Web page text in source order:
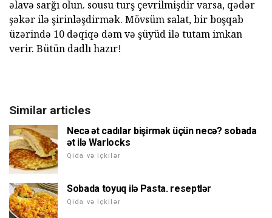
əlavə sarğı olun. sousu turş çevrilmişdir varsa, qədər
şəkər ilə şirinləşdirmək. Mövsüm salat, bir boşqab
üzərində 10 dəqiqə dəm və şüyüd ilə tutam imkan
verir. Bütün dadlı hazır!
Similar articles
Necə ət cadılar bişirmək üçün necə? sobada
ət ilə Warlocks
Qida və içkilər
Sobada toyuq ilə Pasta. reseptlər
Qida və içkilər